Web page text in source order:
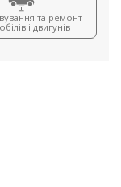
та ремонт
і двигунів